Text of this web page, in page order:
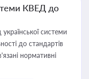
КВЕД до
системи
до стандартів
нормативні